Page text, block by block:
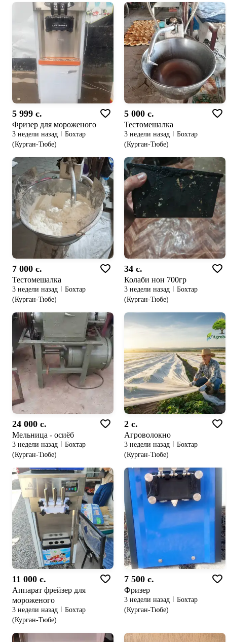
5 999 c.
Фризер для мороженого
3 недели назад
Бохтар
(Курган-Тюбе)
5 000 c.
Тестомешалка
3 недели назад
Бохтар
(Курган-Тюбе)
7 000 c.
Тестомешалка
3 недели назад
Бохтар
(Курган-Тюбе)
34 c.
Колаби нон 700гр
3 недели назад
Бохтар
(Курган-Тюбе)
24 000 c.
Мельница - осиёб
3 недели назад
Бохтар
(Курган-Тюбе)
2 c.
Агроволокно
3 недели назад
Бохтар
(Курган-Тюбе)
11 000 c.
Аппарат фрейзер для
мороженого
3 недели назад
Бохтар
(Курган-Тюбе)
7 500 c.
Фризер
3 недели назад
Бохтар
(Курган-Тюбе)